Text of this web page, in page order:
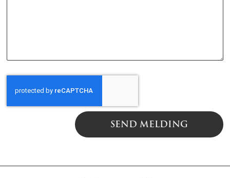
SEND MELDING